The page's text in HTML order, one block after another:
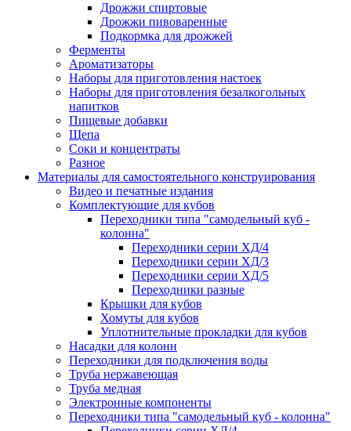
Дрожжи спиртовые
Дрожжи пивоваренные
Подкормка для дрожжей
Ферменты
Ароматизаторы
Наборы для приготовления настоек
Наборы для приготовления безалкогольных
напитков
Пищевые добавки
Щепа
Соки и концентраты
Разное
Материалы для самостоятельного конструирования
Видео и печатные издания
Комплектующие для кубов
Переходники типа "самодельный куб -
колонна"
Переходники серии ХД/4
Переходники серии ХД/3
Переходники серии ХД/5
Переходники разные
Крышки для кубов
Хомуты для кубов
Уплотнительные прокладки для кубов
Насадки для колонн
Переходники для подключения воды
Труба нержавеющая
Труба медная
Электронные компоненты
Переходники типа "самодельный куб - колонна"